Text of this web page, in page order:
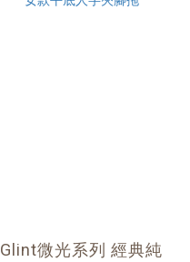
Glint微光系列 經典純